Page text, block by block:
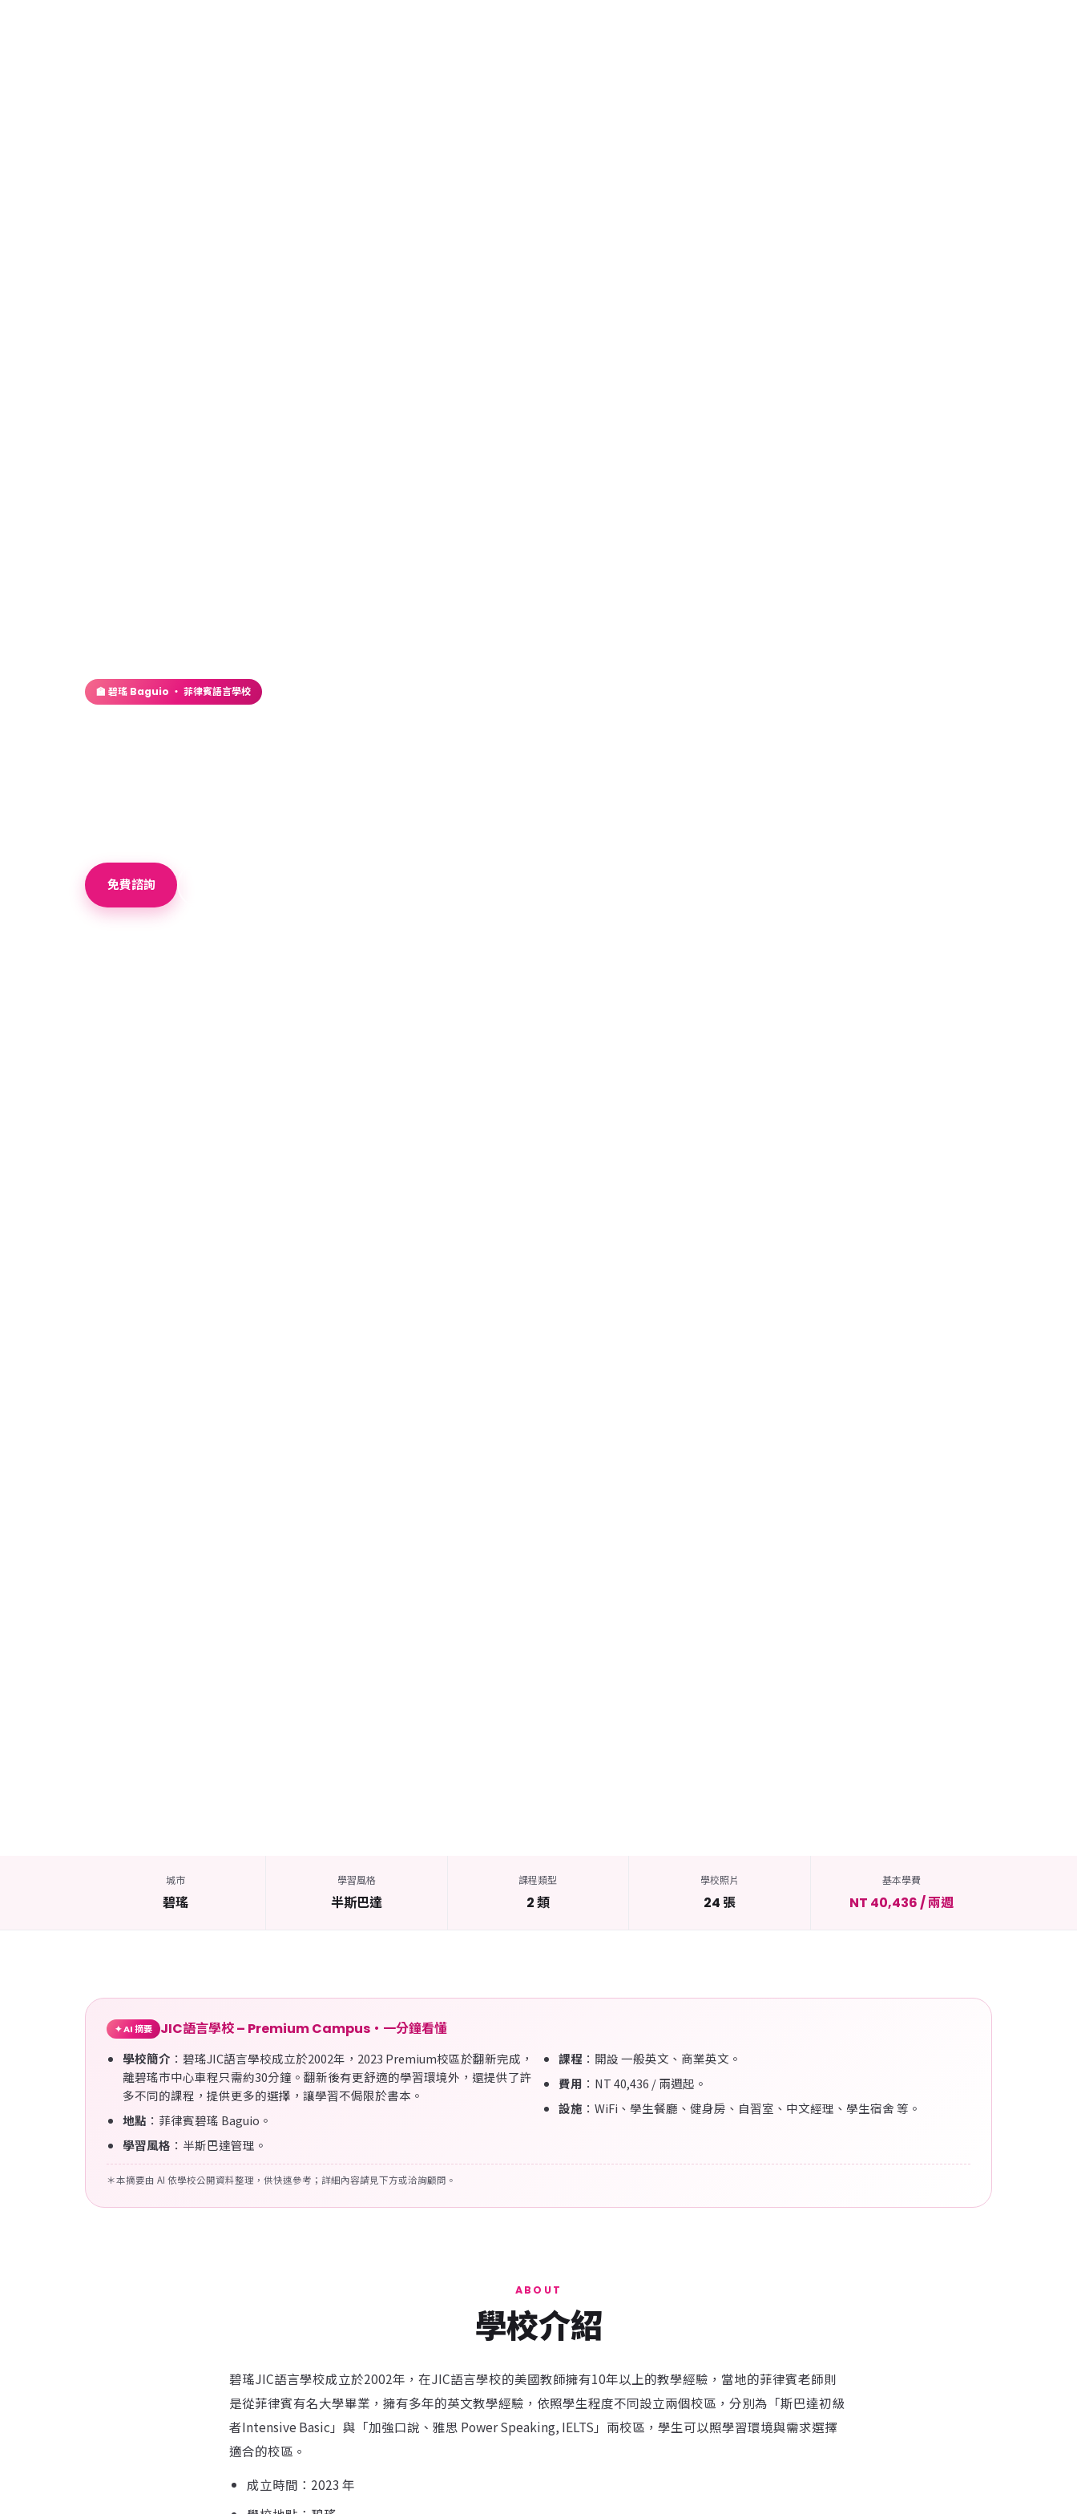
🏫 碧瑤 Baguio ・ 菲律賓語言學校
免費諮詢
城市
碧瑤
學習風格
半斯巴達
課程類型
2 類
學校照片
24 張
基本學費
NT 40,436 / 兩週
✦ AI 摘要 JIC語言學校 – Premium Campus・一分鐘看懂
學校簡介 ：碧瑤JIC語言學校成立於2002年，2023 Premium校區於翻新完成，
離碧瑤市中心車程只需約30分鐘。翻新後有更舒適的學習環境外，還提供了許
多不同的課程，提供更多的選擇，讓學習不侷限於書本。
地點 ：菲律賓碧瑤 Baguio。
學習風格 ：半斯巴達管理。
課程 ：開設 一般英文、商業英文。
費用 ：NT 40,436 / 兩週起。
設施 ：WiFi、學生餐廳、健身房、自習室、中文經理、學生宿舍 等。
＊本摘要由 AI 依學校公開資料整理，供快速參考；詳細內容請見下方或洽詢顧問。
ABOUT
學校介紹
碧瑤JIC語言學校成立於2002年，在JIC語言學校的美國教師擁有10年以上的教學經驗，當地的菲律賓老師則
是從菲律賓有名大學畢業，擁有多年的英文教學經驗，依照學生程度不同設立兩個校區，分別為「斯巴達初級
者Intensive Basic」與「加強口說、雅思 Power Speaking, IELTS」兩校區，學生可以照學習環境與需求選擇
適合的校區。
成立時間：2023 年